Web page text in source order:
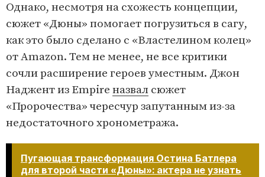
Однако, несмотря на схожесть концепции,
сюжет «Дюны» помогает погрузиться в сагу,
как это было сделано с «Властелином колец»
от Amazon. Тем не менее, не все критики
сочли расширение героев уместным. Джон
Наджент из Empire назвал сюжет
«Пророчества» чересчур запутанным из-за
недостаточного хронометража.
Пугающая трансформация Остина Батлера
для второй части «Дюны»: актера не узнать